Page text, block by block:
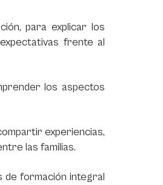
para explicar los
frente al
los aspectos
experiencias,
las familias.
de formación integral